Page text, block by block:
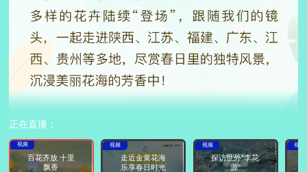
正在直播：
百花齐放 十里
飘香
视频
走近金黄花海
乐享春日时光
视频
探访世外“李花
源”
视频 视频